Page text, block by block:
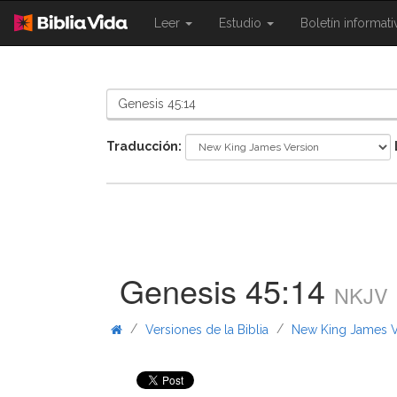
Leer
{{
Estudio
{{
Boletín
Traducción:
Genesis 45:14 NKJV
/ Versiones de la Biblia / New King James